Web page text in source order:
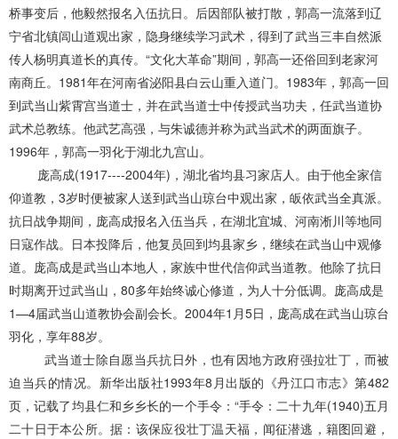
桥事变后，他毅然报名入伍抗日。后因部队被打散，郭高一流落到辽
宁省北镇闾山道观出家，隐身继续学习武术，得到了武当三丰自然派
传人杨明真道长的真传。“文化大革命”期间，郭高一还俗回到老家河
南商丘。1981年在河南省泌阳县白云山重入道门。1983年，郭高一回
到武当山紫霄宫当道士，并在武当道士中传授武当功夫，任武当道协
武术总教练。他武艺高强，与朱诚德并称为武当武术的两面旗子。
1996年，郭高一羽化于湖北九宫山。
庞高成(1917----2004年)，湖北省均县习家店人。由于他全家信
仰道教，3岁时便被家人送到武当山琼台中观出家，皈依武当全真派。
抗日战争期间，庞高成报名入伍当兵，在湖北宜城、河南淅川等地同
日寇作战。日本投降后，他复员回到均县家乡，继续在武当山中观修
道。庞高成是武当山本地人，家族中世代信仰武当道教。他除了抗日
时期离开过武当山，80多年始终诚心修道，为人十分低调。庞高成是
1—4届武当山道教协会副会长。2004年1月5日，庞高成在武当山琼台
羽化，享年88岁。
武当道士除自愿当兵抗日外，也有因地方政府强拉壮丁，而被
迫当兵的情况。新华出版社1993年8月出版的《丹江口市志》第482
页，记载了均县仁和乡乡长的一个手令：“手令：二十九年(1940)五月
二十日于本公所。据：该保应役壮丁温天福，闻征潜逃，籍图回避，